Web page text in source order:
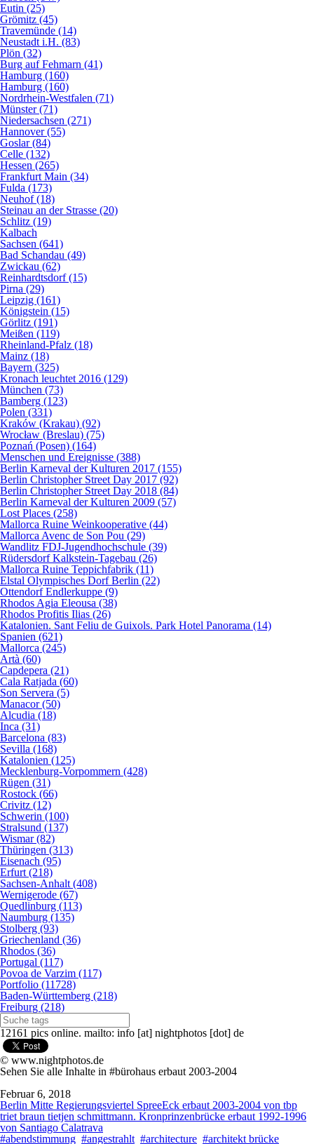
Eutin (25)
Grömitz (45)
Travemünde (14)
Neustadt i.H. (83)
Plön (32)
Burg auf Fehmarn (41)
Hamburg (160)
Hamburg (160)
Nordrhein-Westfalen (71)
Münster (71)
Niedersachsen (271)
Hannover (55)
Goslar (84)
Celle (132)
Hessen (265)
Frankfurt Main (34)
Fulda (173)
Neuhof (18)
Steinau an der Strasse (20)
Schlitz (19)
Kalbach
Sachsen (641)
Bad Schandau (49)
Zwickau (62)
Reinhardtsdorf (15)
Pirna (29)
Leipzig (161)
Königstein (15)
Görlitz (191)
Meißen (119)
Rheinland-Pfalz (18)
Mainz (18)
Bayern (325)
Kronach leuchtet 2016 (129)
München (73)
Bamberg (123)
Polen (331)
Kraków (Krakau) (92)
Wrocław (Breslau) (75)
Poznań (Posen) (164)
Menschen und Ereignisse (388)
Berlin Karneval der Kulturen 2017 (155)
Berlin Christopher Street Day 2017 (92)
Berlin Christopher Street Day 2018 (84)
Berlin Karneval der Kulturen 2009 (57)
Lost Places (258)
Mallorca Ruine Weinkooperative (44)
Mallorca Avenc de Son Pou (29)
Wandlitz FDJ-Jugendhochschule (39)
Rüdersdorf Kalkstein-Tagebau (26)
Mallorca Ruine Teppichfabrik (11)
Elstal Olympisches Dorf Berlin (22)
Ottendorf Endlerkuppe (9)
Rhodos Agia Eleousa (38)
Rhodos Profitis Ilias (26)
Katalonien. Sant Feliu de Guixols. Park Hotel Panorama (14)
Spanien (621)
Mallorca (245)
Artà (60)
Capdepera (21)
Cala Ratjada (60)
Son Servera (5)
Manacor (50)
Alcudia (18)
Inca (31)
Barcelona (83)
Sevilla (168)
Katalonien (125)
Mecklenburg-Vorpommern (428)
Rügen (31)
Rostock (66)
Crivitz (12)
Schwerin (100)
Stralsund (137)
Wismar (82)
Thüringen (313)
Eisenach (95)
Erfurt (218)
Sachsen-Anhalt (408)
Wernigerode (67)
Quedlinburg (113)
Naumburg (135)
Stolberg (93)
Griechenland (36)
Rhodos (36)
Portugal (117)
Povoa de Varzim (117)
Portfolio (11728)
Baden-Württemberg (218)
Freiburg (218)
12161 pics online. mailto: info [at] nightphotos [dot] de
© www.nightphotos.de
Sehen Sie alle Inhalte in #bürohaus erbaut 2003-2004
Februar 6, 2018
Berlin Mitte Regierungsviertel SpreeEck erbaut 2003-2004 von tbp
triet braun tietjen schmittmann. Kronprinzenbrücke erbaut 1992-1996
von Santiago Calatrava
#abendstimmung #angestrahlt #architecture #architekt brücke